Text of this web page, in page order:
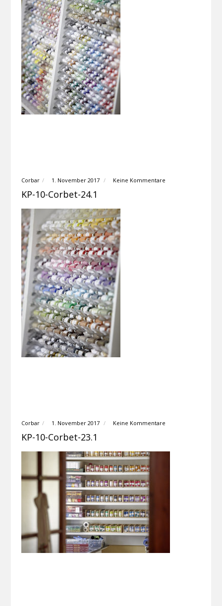
Corbar 1. November 2017 Keine Kommentare
KP-10-Corbet-24.1
Corbar 1. November 2017 Keine Kommentare
KP-10-Corbet-23.1